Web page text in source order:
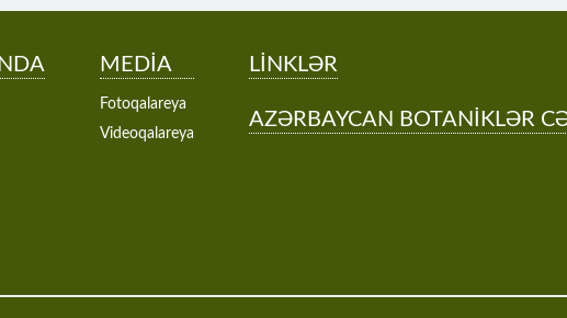
MEDİA
Fotoqalareya
Videoqalareya
LİNKLƏR
AZƏRBAYCAN BOTANİKLƏR